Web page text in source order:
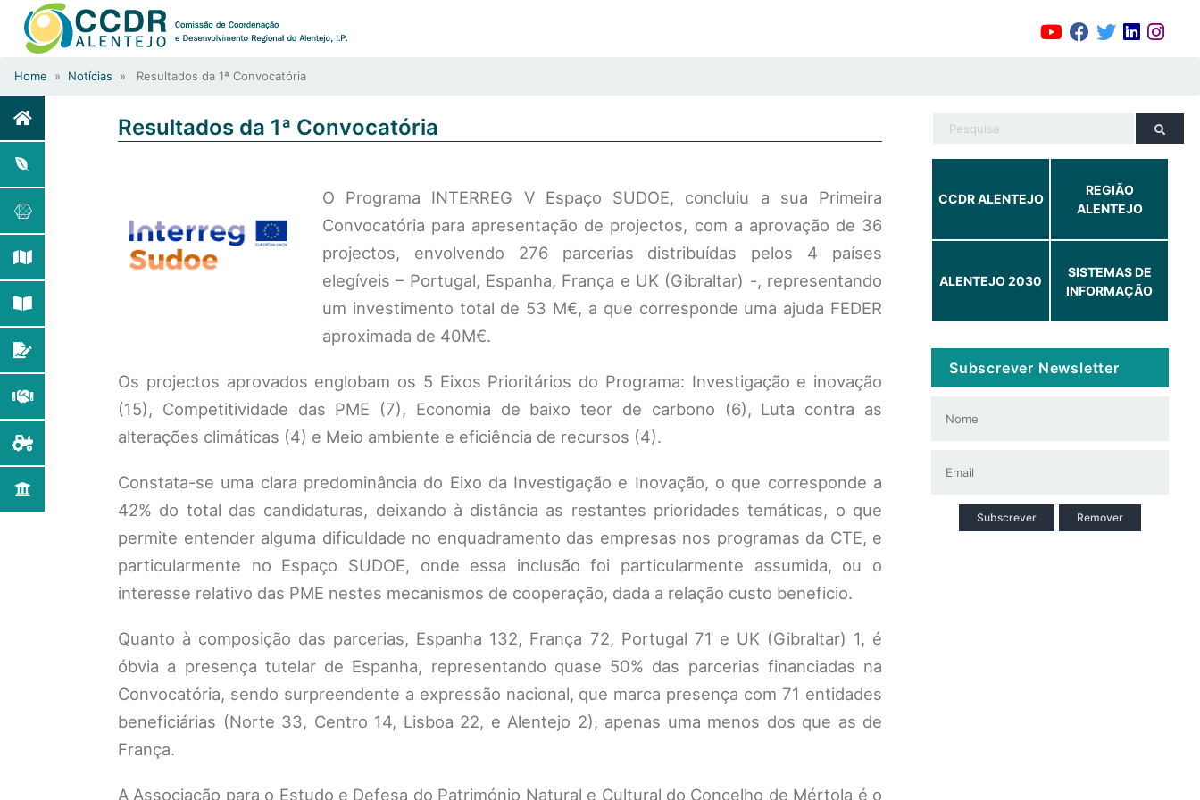
Home » Notícias » Resultados da 1ª Convocatória
Resultados da 1ª Convocatória
O Programa INTERREG V Espaço SUDOE, concluiu a sua Primeira
Convocatória para apresentação de projectos, com a aprovação de 36
projectos, envolvendo 276 parcerias distribuídas pelos 4 países
elegíveis – Portugal, Espanha, França e UK (Gibraltar) -, representando
um investimento total de 53 M€, a que corresponde uma ajuda FEDER
aproximada de 40M€.
Os projectos aprovados englobam os 5 Eixos Prioritários do Programa: Investigação e inovação
(15), Competitividade das PME (7), Economia de baixo teor de carbono (6), Luta contra as
alterações climáticas (4) e Meio ambiente e eficiência de recursos (4).
Constata-se uma clara predominância do Eixo da Investigação e Inovação, o que corresponde a
42% do total das candidaturas, deixando à distância as restantes prioridades temáticas, o que
permite entender alguma dificuldade no enquadramento das empresas nos programas da CTE, e
particularmente no Espaço SUDOE, onde essa inclusão foi particularmente assumida, ou o
interesse relativo das PME nestes mecanismos de cooperação, dada a relação custo beneficio.
Quanto à composição das parcerias, Espanha 132, França 72, Portugal 71 e UK (Gibraltar) 1, é
óbvia a presença tutelar de Espanha, representando quase 50% das parcerias financiadas na
Convocatória, sendo surpreendente a expressão nacional, que marca presença com 71 entidades
beneficiárias (Norte 33, Centro 14, Lisboa 22, e Alentejo 2), apenas uma menos dos que as de
França.
A Associação para o Estudo e Defesa do Património Natural e Cultural do Concelho de Mértola é o
CCDR ALENTEJO
REGIÃO
ALENTEJO
ALENTEJO 2030
SISTEMAS DE
INFORMAÇÃO
Subscrever Newsletter
Subscrever Remover